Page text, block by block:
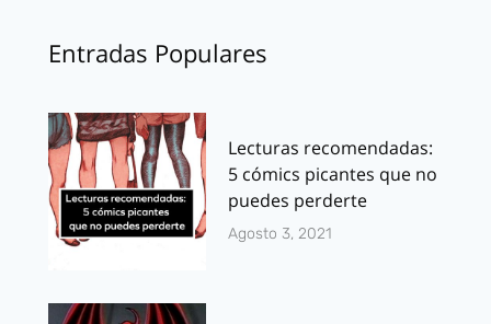
Entradas Populares
Lecturas recomendadas:
5 cómics picantes que no
puedes perderte
Agosto 3, 2021